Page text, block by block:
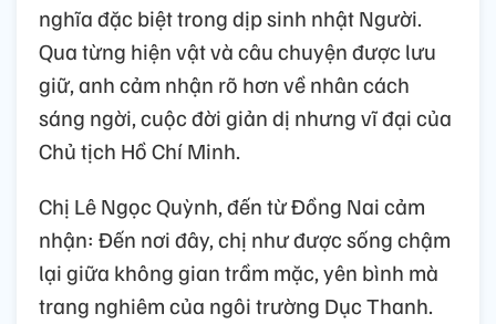
nghĩa đặc biệt trong dịp sinh nhật Người.
Qua từng hiện vật và câu chuyện được lưu
giữ, anh cảm nhận rõ hơn về nhân cách
sáng ngời, cuộc đời giản dị nhưng vĩ đại của
Chủ tịch Hồ Chí Minh.
Chị Lê Ngọc Quỳnh, đến từ Đồng Nai cảm
nhận: Đến nơi đây, chị như được sống chậm
lại giữa không gian trầm mặc, yên bình mà
trang nghiêm của ngôi trường Dục Thanh.